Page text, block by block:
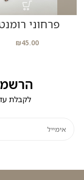
פרחוני
₪45.00
לקבלת